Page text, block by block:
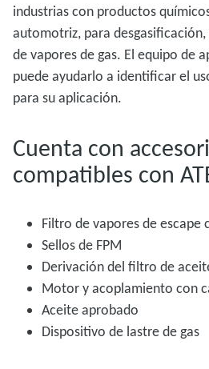
industrias con productos
automotriz, para
de vapores de gas. El equipo de
puede ayudarlo a identificar el
para su aplicación.
Cuenta con
compatibles con
Filtro de vapores de escape
Sellos de FPM
Derivación del filtro de
Motor y acoplamiento con
Aceite aprobado
Dispositivo de lastre de gas